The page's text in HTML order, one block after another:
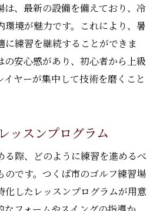
は、最新の設備を備えており、冷
環境が魅力です。これにより、暑
に練習を継続することができま
の安心感があり、初心者から上級
ヤーが集中して技術を磨くこと
ッスンプログラム
る際、どのように練習を進めるべ
のです。つくば市のゴルフ練習場
化したレッスンプログラムが用意